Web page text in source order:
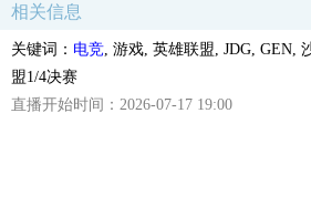
相关信息
关键词： 电竞 , 游戏, 英雄联盟, JDG, GEN,
盟1/4决赛
直播开始时间：2026-07-17 19:00